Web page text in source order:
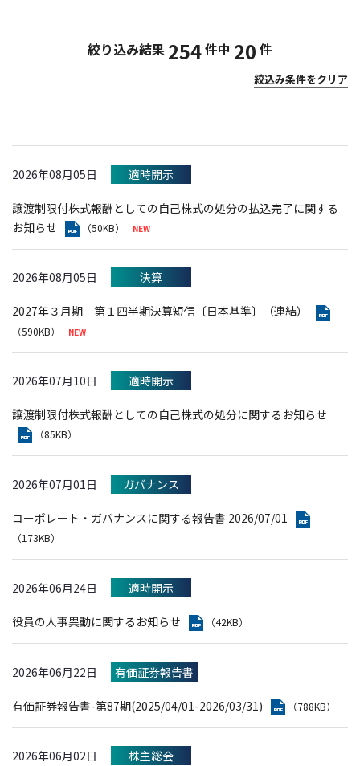
絞込み条件をクリア
絞り込み結果 254件中 20 件
2026年08月05日 適時開示
譲渡制限付株式報酬としての自己株式の処分の払込完了に関する
お知らせ
（50KB）
2026年08月05日 決算
2027年３月期 第１四半期決算短信〔日本基準〕（連結）
（590KB）
2026年07月10日 適時開示
譲渡制限付株式報酬としての自己株式の処分に関するお知らせ
（85KB）
2026年07月01日 ガバナンス
コーポレート・ガバナンスに関する報告書 2026/07/01
（173KB）
2026年06月24日 適時開示
役員の人事異動に関するお知らせ （42KB）
2026年06月22日 有価証券報告書
有価証券報告書-第87期(2025/04/01-2026/03/31) （788KB）
2026年06月02日 株主総会